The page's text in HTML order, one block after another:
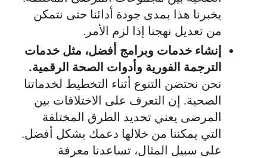
يخبرنا هذا بمدى جودة أدائنا حتى نتمكن
من تعديل نهجنا إذا لزم الأمر.
إنشاء خدمات وبرامج أفضل، مثل خدمات
الترجمة الفورية وأدوات الصحة الرقمية.
نحن نحتضن التنوع أثناء التخطيط لخدماتنا
الصحية. إن التعرف على الاختلافات بين
المرضى يعني تحديد الطرق المختلفة
التي يمكننا من خلالها دعمك بشكل أفضل.
على سبيل المثال، تساعدنا معرفة